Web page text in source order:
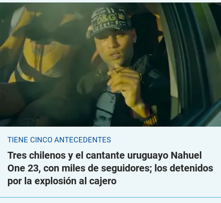
TIENE CINCO ANTECEDENTES
Tres chilenos y el cantante uruguayo Nahuel
One 23, con miles de seguidores; los detenidos
por la explosión al cajero